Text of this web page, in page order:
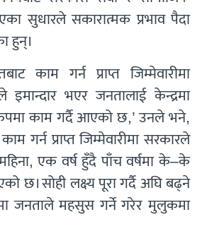
सुधारले सकारात्मक प्रभाव पैदा
हुन्।
काम गर्न प्राप्त जिम्मेवारीमा
भएर जनतालाई केन्द्रमा
काम गर्दै आएको छ,’ उनले भने,
गर्न प्राप्त जिम्मेवारीमा सरकारले
एक वर्ष हुँदै पाँच वर्षमा के–के
छ। सोही लक्ष्य पूरा गर्दै अघि बढ्ने
जनताले महसुस गर्ने गरेर मुलुकमा